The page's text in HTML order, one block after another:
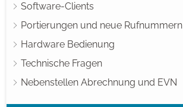
Software-Clients
Portierungen und neue Rufnummern
Hardware Bedienung
Technische Fragen
Nebenstellen Abrechnung und EVN